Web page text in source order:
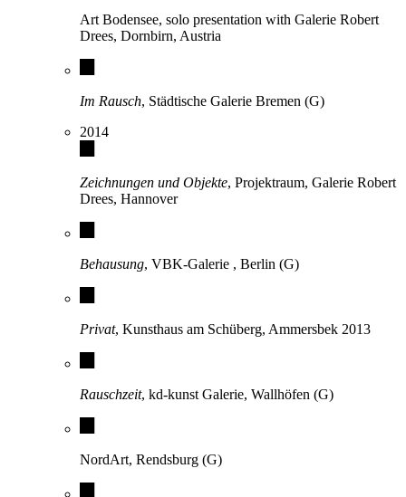
Art Bodensee, solo presentation with Galerie Robert
Drees, Dornbirn, Austria
Im Rausch, Städtische Galerie Bremen (G)
2014
Zeichnungen und Objekte, Projektraum, Galerie Robert
Drees, Hannover
Behausung, VBK-Galerie , Berlin (G)
Privat, Kunsthaus am Schüberg, Ammersbek 2013
Rauschzeit, kd-kunst Galerie, Wallhöfen (G)
NordArt, Rendsburg (G)